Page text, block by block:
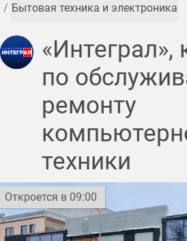
Бытовая техника и электроника
«Интеграл»,
по
ремонту
техники
Откроется в 09:00